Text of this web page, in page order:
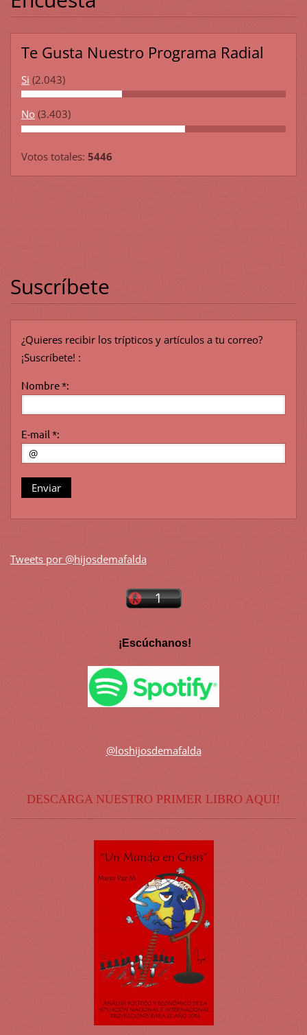
Te Gusta Nuestro Programa Radial
Si (2.043)
No (3.403)
Votos totales: 5446
Suscríbete
¿Quieres recibir los trípticos y artículos a tu correo?
¡Suscríbete! :
Nombre *:
E-mail *:
Tweets por @hijosdemafalda
¡Escúchanos!
@loshijosdemafalda
DESCARGA NUESTRO PRIMER LIBRO AQUI!